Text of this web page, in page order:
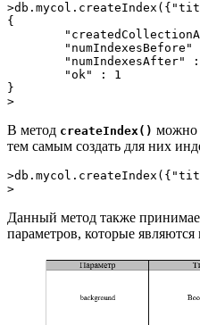
{
"numIndexesBefore"
"numIndexesAfter"
	"ok" : 1
}
>
В метод createIndex() можно
тем самым создать для них
>
Данный метод также
параметров, которые являются